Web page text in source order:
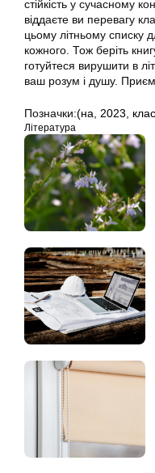
стійкість у сучасному
віддаєте ви перевагу
цьому літньому списку
кожного. Тож беріть
готуйтеся вирушити в
ваш розум і душу.
Позначки:(на, 2023, клас
Література